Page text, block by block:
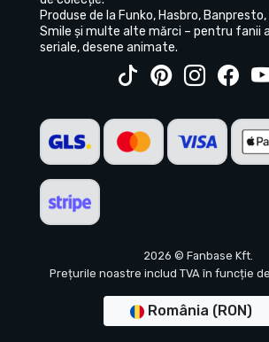
Produse de la Funko, Hasbro,
Smile și multe alte mărci – pentru fanii
seriale, desene animate.
2026 © Fanbase Kft.
Prețurile noastre includ TVA în funcție
România (RON)